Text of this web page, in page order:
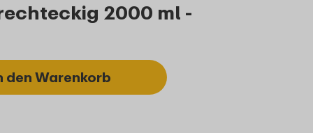
2000 ml -
den Warenkorb